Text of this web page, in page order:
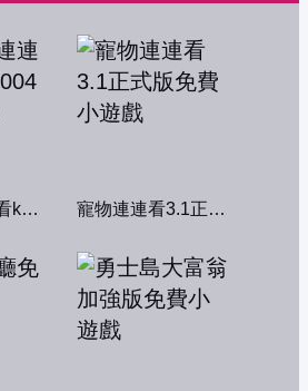
神奇寶貝連連看kawai版2004 寵物連連看3.1正式版